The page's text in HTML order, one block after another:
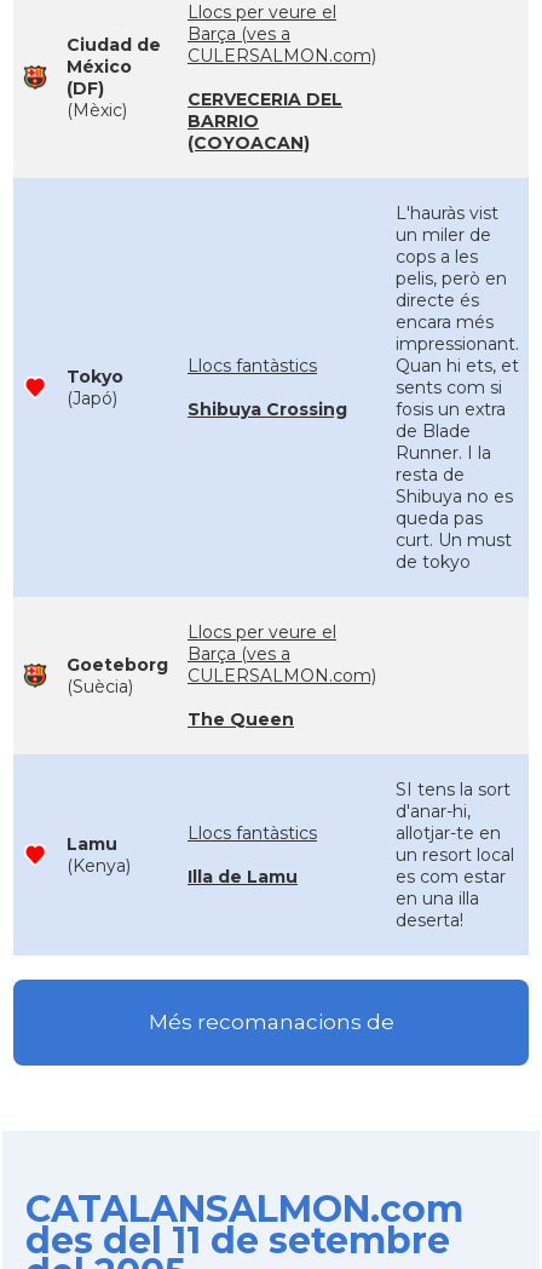
Ciudad de
México
(DF)
(Mèxic)
Llocs per veure el
Barça (ves a
CULERSALMON.com)
CERVECERIA DEL
BARRIO
(COYOACAN)
Tokyo
(Japó)
Llocs fantàstics
Shibuya Crossing
L'hauràs vist
un miler de
cops a les
pelis, però en
directe és
encara més
impressionant.
Quan hi ets, et
sents com si
fosis un extra
de Blade
Runner. I la
resta de
Shibuya no es
queda pas
curt. Un must
de tokyo
Goeteborg
(Suècia)
Llocs per veure el
Barça (ves a
CULERSALMON.com)
The Queen
Lamu
(Kenya)
Llocs fantàstics
Illa de Lamu
SI tens la sort
d'anar-hi,
allotjar-te en
un resort local
es com estar
en una illa
deserta!
Més recomanacions de
CATALANSALMON.com
des del 11 de setembre